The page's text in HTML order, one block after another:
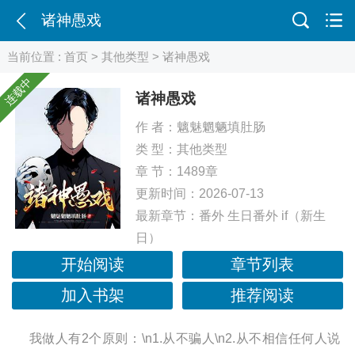
诸神愚戏
当前位置 :首页 >其他类型 > 诸神愚戏
连载中 诸神愚戏
作 者： 魑魅魍魉填肚肠
类 型： 其他类型
章 节：1489章
更新时间：2026-07-13
最新章节： 番外 生日番外 if（新生
日）
开始阅读
章节列表
加入书架
推荐阅读
我做人有2个原则：\n1.从不骗人\n2.从不相信任何人说